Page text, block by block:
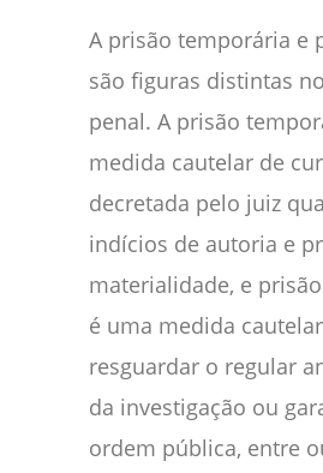
A prisão temporária e
são figuras distintas
penal. A prisão
medida cautelar de
decretada pelo juiz
indícios de autoria e
materialidade, e
é uma medida
resguardar o regular
da investigação ou
ordem pública, entre